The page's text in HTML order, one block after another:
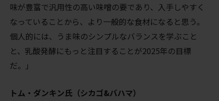
味が豊富で汎用性の高い味噌の要であり、入手しやすく
なっていることから、より一般的な食材になると思う。
個人的には、うま味のシンプルなバランスを学ぶこと
と、乳酸発酵にもっと注目することが2025年の目標
だ。」
トム・ダンキン氏（シカゴ&バハマ）